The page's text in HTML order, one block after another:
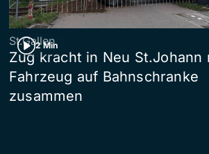
2 Min
St.Gallen
Zug kracht in Neu St.Johann
Fahrzeug auf Bahnschranke
zusammen